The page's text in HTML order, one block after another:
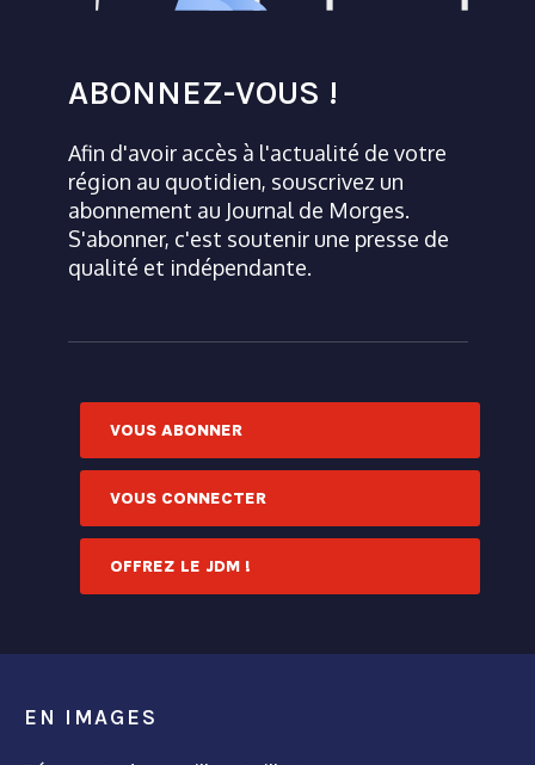
ABONNEZ-VOUS !
Afin d'avoir accès à l'actualité de votre
région au quotidien, souscrivez un
abonnement au Journal de Morges.
S'abonner, c'est soutenir une presse de
qualité et indépendante.
VOUS ABONNER
VOUS CONNECTER
OFFREZ LE JDM !
EN IMAGES